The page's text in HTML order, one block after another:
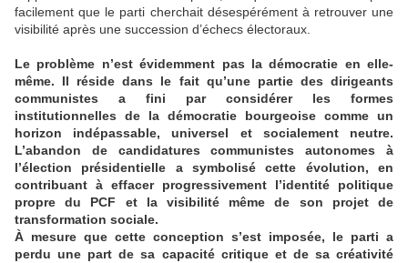
facilement que le parti cherchait désespérément à retrouver une
visibilité après une succession d’échecs électoraux.
Le problème n’est évidemment pas la démocratie en elle-
même. Il réside dans le fait qu’une partie des dirigeants
communistes a fini par considérer les formes
institutionnelles de la démocratie bourgeoise comme un
horizon indépassable, universel et socialement neutre.
L’abandon de candidatures communistes autonomes à
l’élection présidentielle a symbolisé cette évolution, en
contribuant à effacer progressivement l’identité politique
propre du PCF et la visibilité même de son projet de
transformation sociale.
À mesure que cette conception s’est imposée, le parti a
perdu une part de sa capacité critique et de sa créativité